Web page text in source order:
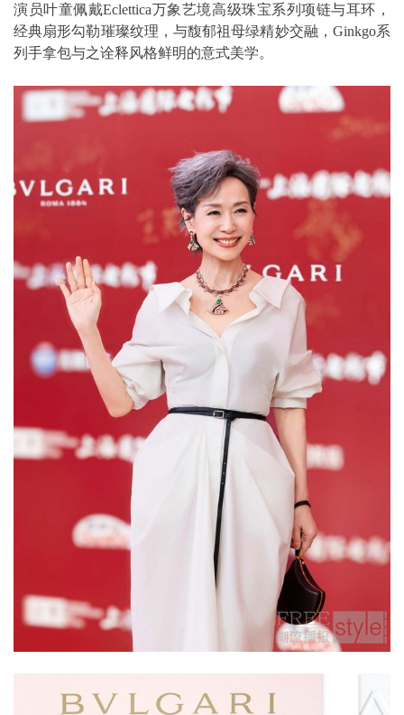
演员叶童佩戴Eclettica万象艺境高级珠宝系列项链与耳环，
经典扇形勾勒璀璨纹理，与馥郁祖母绿精妙交融，Ginkgo系
列手拿包与之诠释风格鲜明的意式美学。